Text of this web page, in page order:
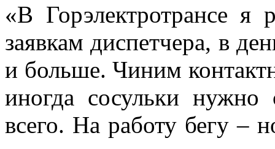
«В Горэлектротрансе я
заявкам диспетчера, в
и больше. Чиним
иногда сосульки
всего. На работу бегу –